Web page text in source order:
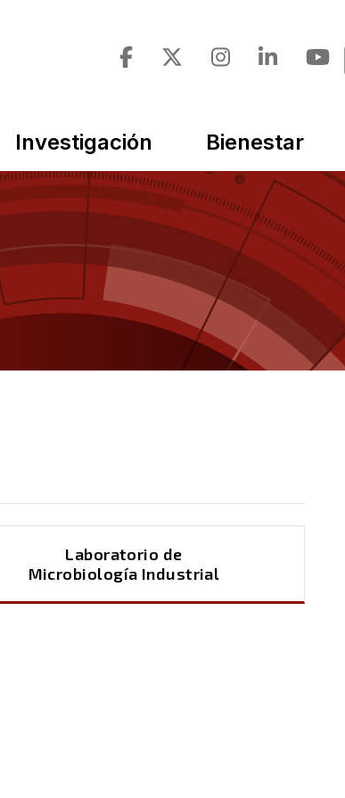
Investigación Bienestar
Laboratorio de
Microbiología Industrial